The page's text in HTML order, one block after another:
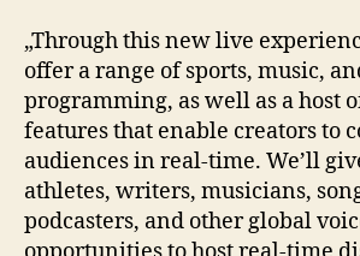
„Through this new live
offer a range of sports, music,
programming, as well as a host
features that enable creators to
audiences in real-time. We’ll
athletes, writers, musicians,
podcasters, and other global